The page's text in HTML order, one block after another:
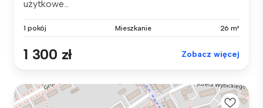
użytkowe...
1 pokój Mieszkanie 26 m²
1 300 zł Zobacz więcej